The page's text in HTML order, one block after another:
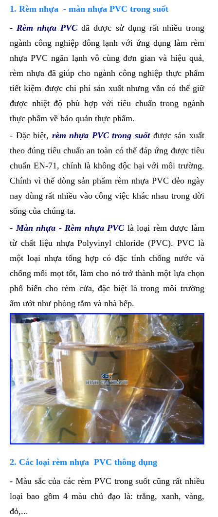
1. Rèm nhựa - màn nhựa PVC trong suốt
- Rèm nhựa PVC đã được sử dụng rất nhiều trong
ngành công nghiệp đông lạnh với ứng dụng làm rèm
nhựa PVC ngăn lạnh vô cùng đơn gian và hiệu quả,
rèm nhựa đã giúp cho ngành công nghiệp thực phẩm
tiết kiệm được chi phí sản xuất nhưng vẫn có thể giữ
được nhiệt độ phù hợp với tiêu chuẩn trong ngành
thực phẩm về bảo quản thực phẩm.
- Đặc biệt, rèm nhựa PVC trong suốtđược sản xuất
theo đúng tiêu chuẩn an toàn có thể đáp ứng được tiêu
chuẩn EN-71, chính là không độc hại với môi trường.
Chính vì thế dòng sản phẩm rèm nhựa PVC dẻo ngày
nay dùng rất nhiều vào công việc khác nhau trong đời
sống của chúng ta.
- Màn nhựa - Rèm nhựa PVC là loại rèm được làm
từ chất liệu nhựa Polyvinyl chloride (PVC). PVC là
một loại nhựa tổng hợp có đặc tính chống nước và
chống mối mọt tốt, làm cho nó trở thành một lựa chọn
phổ biến cho rèm cửa, đặc biệt là trong môi trường
ẩm ướt như phòng tắm và nhà bếp.
2. Các loại rèm nhựa PVC thông dụng
- Màu sắc của các rèm PVC trong suốt cũng rất nhiều
loại bao gồm 4 màu chủ đạo là: trắng, xanh, vàng,
đỏ,...